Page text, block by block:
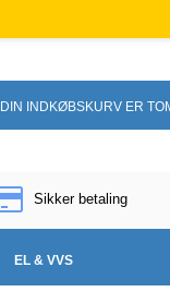
DIN INDKØBSKURV ER
Sikker betaling
EL & VVS